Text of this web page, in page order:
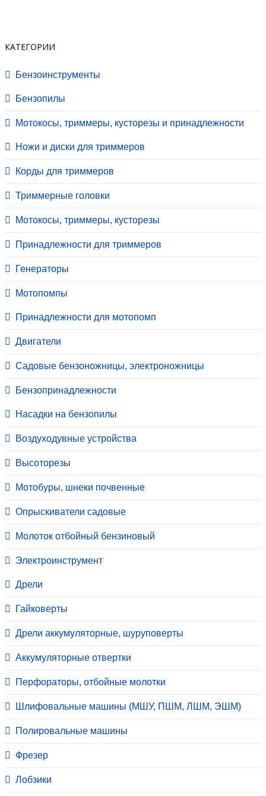
КАТЕГОРИИ
Бензоинструменты
Бензопилы
Мотокосы, триммеры, кусторезы и принадлежности
Ножи и диски для триммеров
Корды для триммеров
Триммерные головки
Мотокосы, триммеры, кусторезы
Принадлежности для триммеров
Генераторы
Мотопомпы
Принадлежности для мотопомп
Двигатели
Садовые бензоножницы, электроножницы
Бензопринадлежности
Насадки на бензопилы
Воздуходувные устройства
Высоторезы
Мотобуры, шнеки почвенные
Опрыскиватели садовые
Молоток отбойный бензиновый
Электроинструмент
Дрели
Гайковерты
Дрели аккумуляторные, шуруповерты
Аккумуляторные отвертки
Перфораторы, отбойные молотки
Шлифовальные машины (МШУ, ПШМ, ЛШМ, ЭШМ)
Полировальные машины
Фрезер
Лобзики